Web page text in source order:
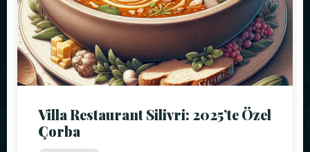
Villa Restaurant Silivri: 2025’te Özel
Çorba